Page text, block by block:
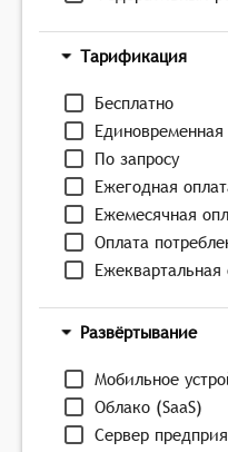
Тарификация
Бесплатно
Единовременная
По запросу
Ежегодная
Ежемесячная
Оплата
Ежеквартальная
Развёртывание
Мобильное
Облако (SaaS)
Сервер